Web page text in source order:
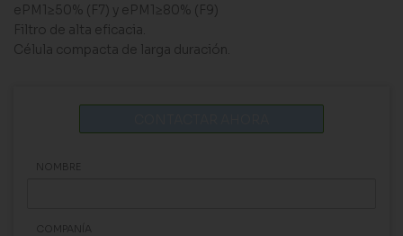
ePM1≥50% (F7) y ePM1≥80% (F9)
Filtro de alta eficacia.
Célula compacta de larga duración.
NOMBRE
COMPANÍA